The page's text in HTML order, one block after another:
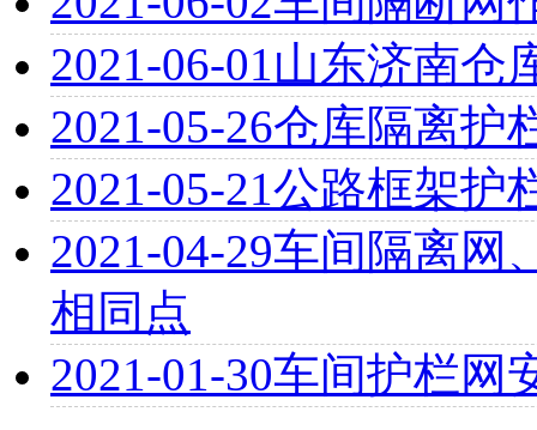
2021-06-01山东济南仓
2021-05-26仓库隔离护
2021-05-21公路框架护
2021-04-29车间隔离网
相同点
2021-01-30车间护栏网